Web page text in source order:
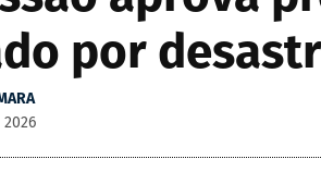
por
2026